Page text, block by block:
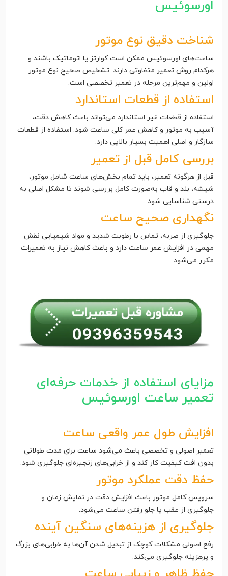
اورسوئیس
شناخت دقیق نوع موتور
ساعت‌های اورسوئیس ممکن است کوارتز یا اتوماتیک باشند و
هرکدام روش تعمیر متفاوتی دارند. تشخیص صحیح نوع موتور
اولین و مهم‌ترین مرحله در تعمیر تخصصی است.
استفاده از قطعات استاندارد
استفاده از قطعات غیر استاندارد می‌تواند باعث کاهش دقت،
آسیب به موتور و کاهش عمر کلی ساعت شود. استفاده از قطعات
سازگار و اصلی اهمیت بسیار بالایی دارد.
بررسی کامل قبل از تعمیر
قبل از هرگونه تعمیر، باید تمام بخش‌های ساعت شامل موتور،
شیشه، بند و قاب به‌صورت کامل بررسی شوند تا مشکل اصلی به
درستی شناسایی شود.
نگهداری صحیح ساعت
جلوگیری از ضربه، تماس با رطوبت شدید و مواد شیمیایی نقش
مهمی در افزایش عمر ساعت دارد و باعث کاهش نیاز به تعمیرات
مکرر می‌شود.
مزایای استفاده از خدمات حرفه‌ای
تعمیر ساعت اورسوئیس
افزایش طول عمر واقعی ساعت
تعمیر اصولی و تخصصی باعث می‌شود ساعت برای مدت طولانی
بدون افت کیفیت کار کند و از خرابی‌های زنجیره‌ای جلوگیری شود.
حفظ دقت عملکرد موتور
سرویس کامل موتور باعث افزایش دقت در نمایش زمان و
جلوگیری از عقب یا جلو رفتن ساعت می‌شود.
جلوگیری از هزینه‌های سنگین آینده
رفع اصولی مشکلات کوچک از تبدیل شدن آن‌ها به خرابی‌های بزرگ
و پرهزینه جلوگیری می‌کند.